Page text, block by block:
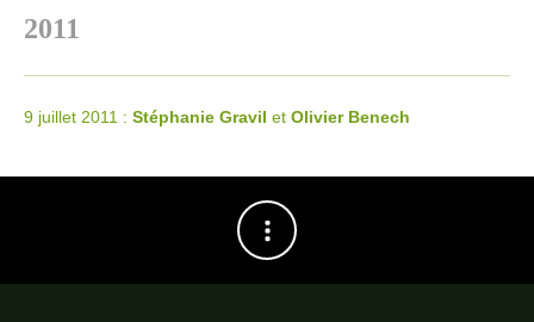
2011
9 juillet 2011 : Stéphanie Gravil et Olivier Benech